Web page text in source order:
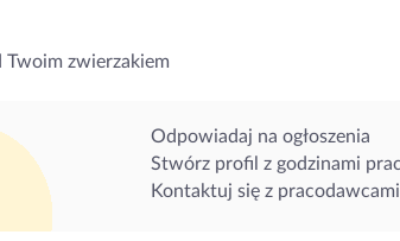
Twoim zwierzakiem
Odpowiadaj na ogłoszenia
Stwórz profil z godzinami
Kontaktuj się z pracodawcami